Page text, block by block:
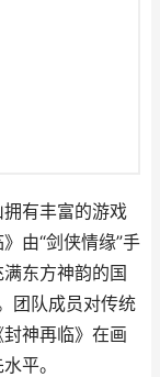
有丰富的游戏
由“剑侠情缘”手
东方神韵的国
团队成员对传统
神再临》在画
平。